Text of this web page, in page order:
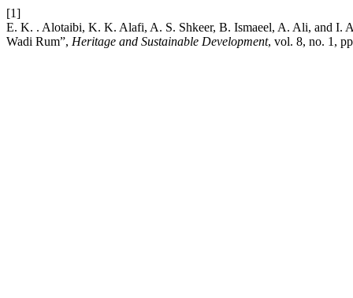
[1]
E. K. . Alotaibi, K. K. Alafi, A. S. Shkeer, B. Ismaeel, A. Ali, and I.
Wadi Rum”, Heritage and Sustainable Development, vol. 8, no. 1,